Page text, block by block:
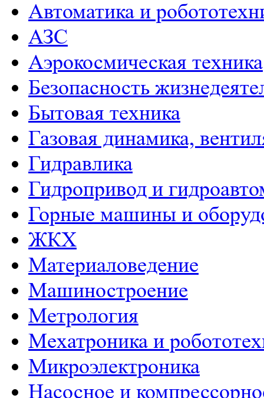
Автоматика и
АЗС
Аэрокосмическая техника
Безопасность
Бытовая техника
Газовая динамика,
Гидравлика
Гидропривод и
Горные машины и
ЖКХ
Материаловедение
Машиностроение
Метрология
Мехатроника и
Микроэлектроника
Насосное и